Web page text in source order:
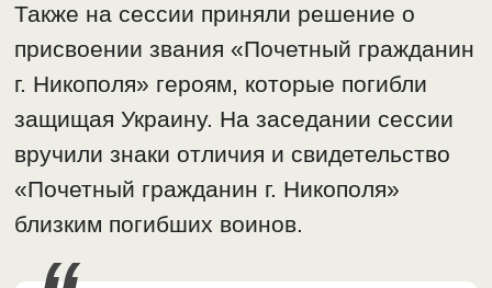
Также на сессии приняли решение о
присвоении звания «Почетный гражданин
г. Никополя» героям, которые погибли
защищая Украину. На заседании сессии
вручили знаки отличия и свидетельство
«Почетный гражданин г. Никополя»
близким погибших воинов.